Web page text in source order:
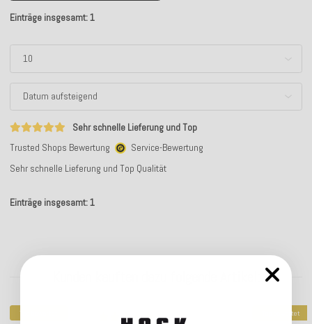
Einträge insgesamt: 1
Sehr schnelle Lieferung und Top
Trusted Shops Bewertung
Service-Bewertung
Sehr schnelle Lieferung und Top Qualität
Einträge insgesamt: 1
Top bewertet Top bewertet